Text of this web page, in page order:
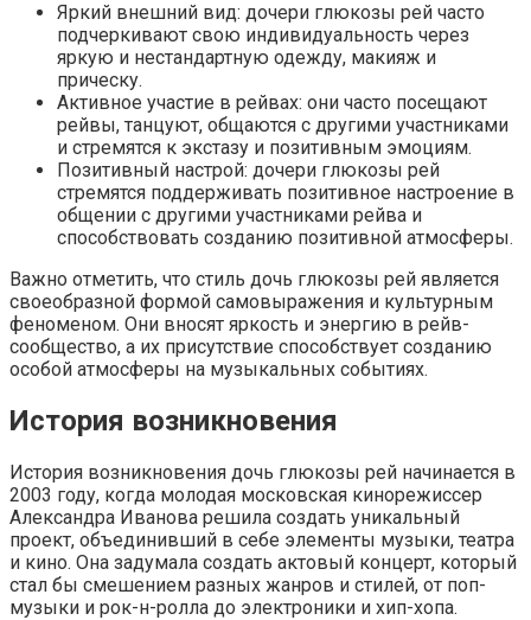
Яркий внешний вид: дочери глюкозы рей часто
подчеркивают свою индивидуальность через
яркую и нестандартную одежду, макияж и
прическу.
Активное участие в рейвах: они часто посещают
рейвы, танцуют, общаются с другими участниками
и стремятся к экстазу и позитивным эмоциям.
Позитивный настрой: дочери глюкозы рей
стремятся поддерживать позитивное настроение в
общении с другими участниками рейва и
способствовать созданию позитивной атмосферы.
Важно отметить, что стиль дочь глюкозы рей является
своеобразной формой самовыражения и культурным
феноменом. Они вносят яркость и энергию в рейв-
сообщество, а их присутствие способствует созданию
особой атмосферы на музыкальных событиях.
История возникновения
История возникновения дочь глюкозы рей начинается в
2003 году, когда молодая московская кинорежиссер
Александра Иванова решила создать уникальный
проект, объединивший в себе элементы музыки, театра
и кино. Она задумала создать актовый концерт, который
стал бы смешением разных жанров и стилей, от поп-
музыки и рок-н-ролла до электроники и хип-хопа.